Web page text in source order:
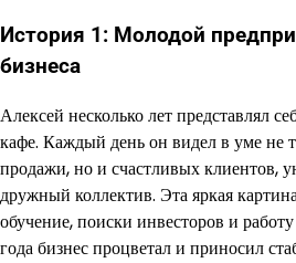
История 1: Молодой
бизнеса
Алексей несколько лет представлял
кафе. Каждый день он видел в уме не
продажи, но и счастливых клиентов,
дружный коллектив. Эта яркая
обучение, поиски инвесторов и
года бизнес процветал и приносил